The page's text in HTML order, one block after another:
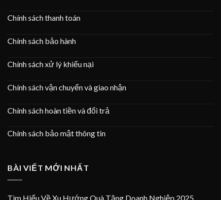
Chính sách thanh toán
Chính sách bảo hành
Chính sách xử lý khiếu nại
Chính sách vận chuyển và giao nhận
Chính sách hoàn tiền và đổi trả
Chính sách bảo mật thông tin
BÀI VIẾT MỚI NHẤT
Tìm Hiểu Về Xu Hướng Quà Tặng Doanh Nghiệp 2025